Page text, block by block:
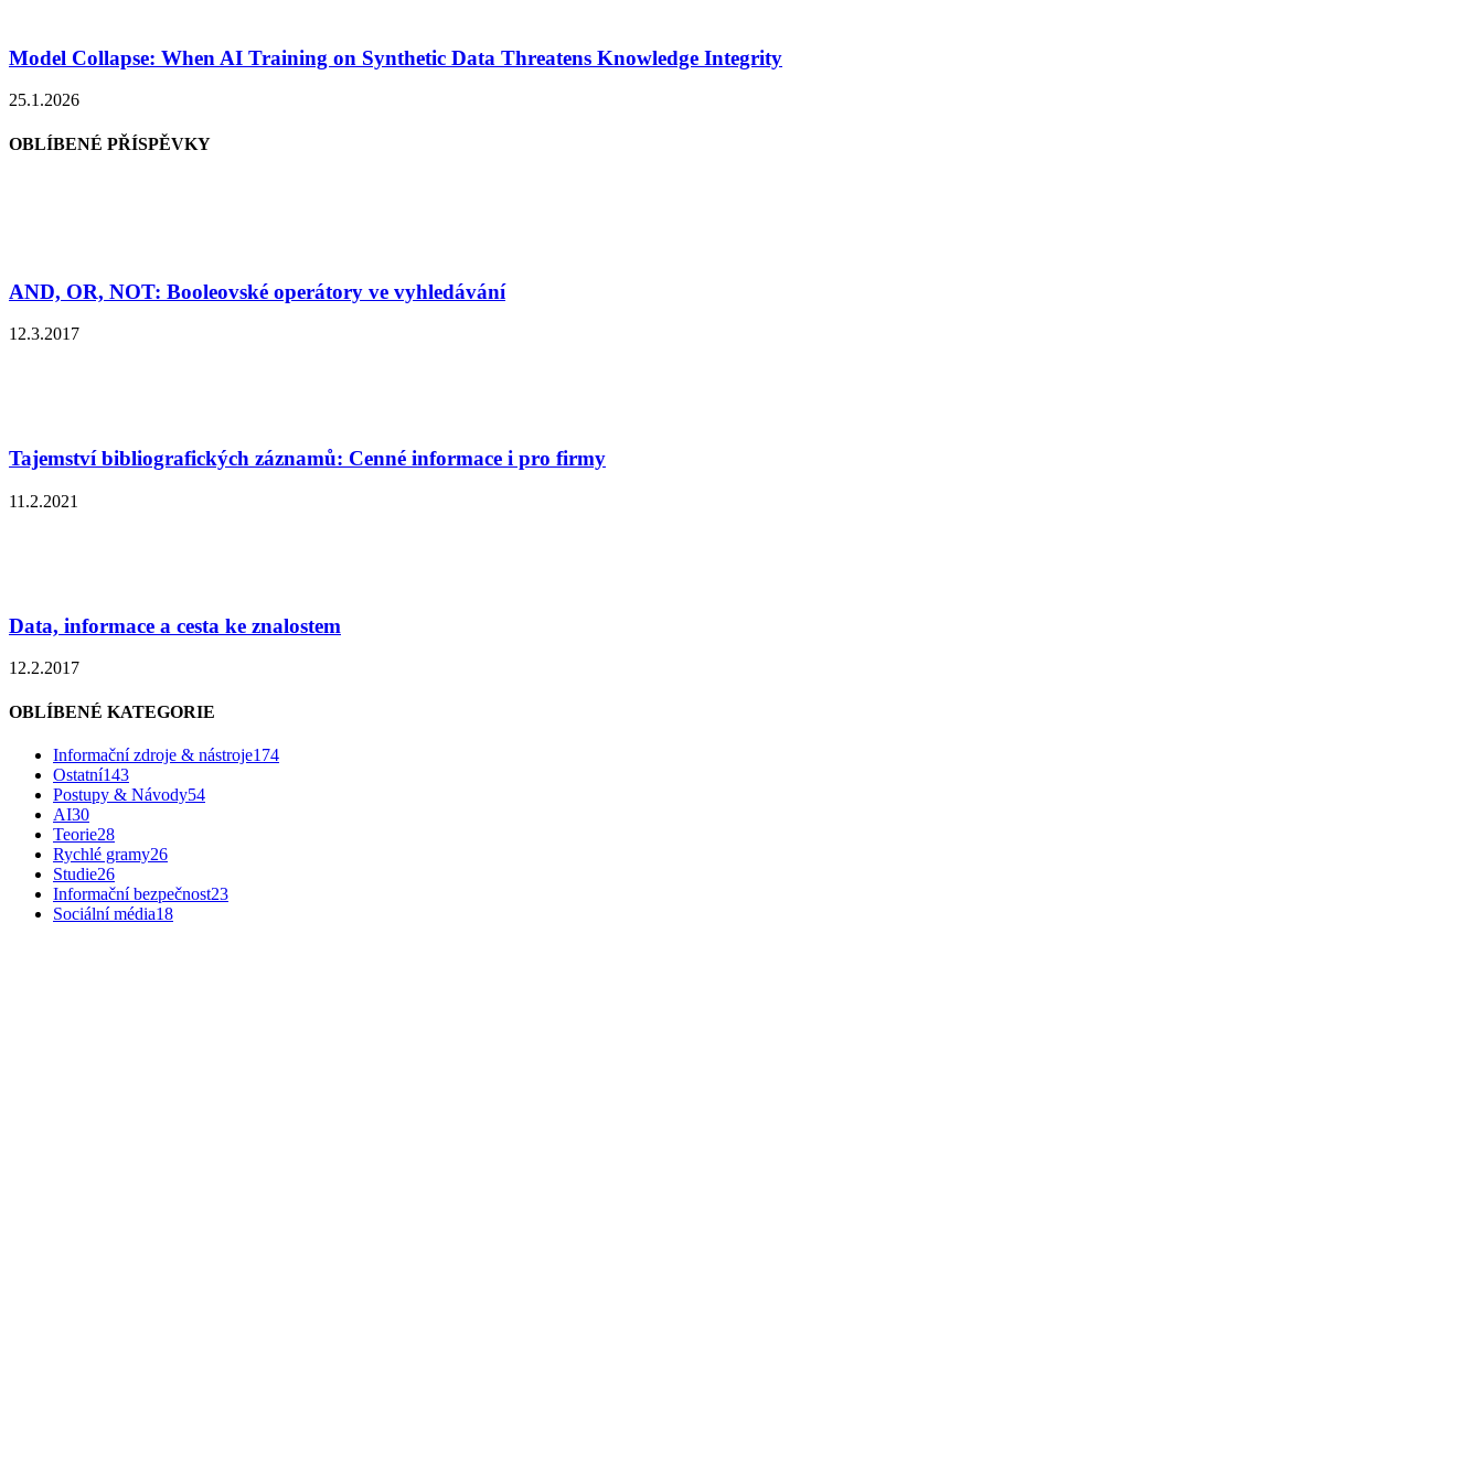
Model Collapse: When AI Training on Synthetic Data Threatens Knowledge Integrity
25.1.2026
OBLÍBENÉ PŘÍSPĚVKY
AND, OR, NOT: Booleovské operátory ve vyhledávání
12.3.2017
Tajemství bibliografických záznamů: Cenné informace i pro firmy
11.2.2021
Data, informace a cesta ke znalostem
12.2.2017
OBLÍBENÉ KATEGORIE
Informační zdroje & nástroje174
Ostatní143
Postupy & Návody54
AI30
Teorie28
Rychlé gramy26
Studie26
Informační bezpečnost23
Sociální média18